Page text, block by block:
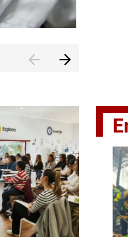
El jefe